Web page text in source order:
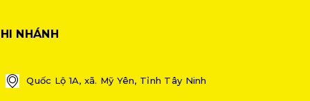
NHÁNH
Quốc Lộ 1A, xã. Mỹ Yên, Tỉnh Tây Ninh